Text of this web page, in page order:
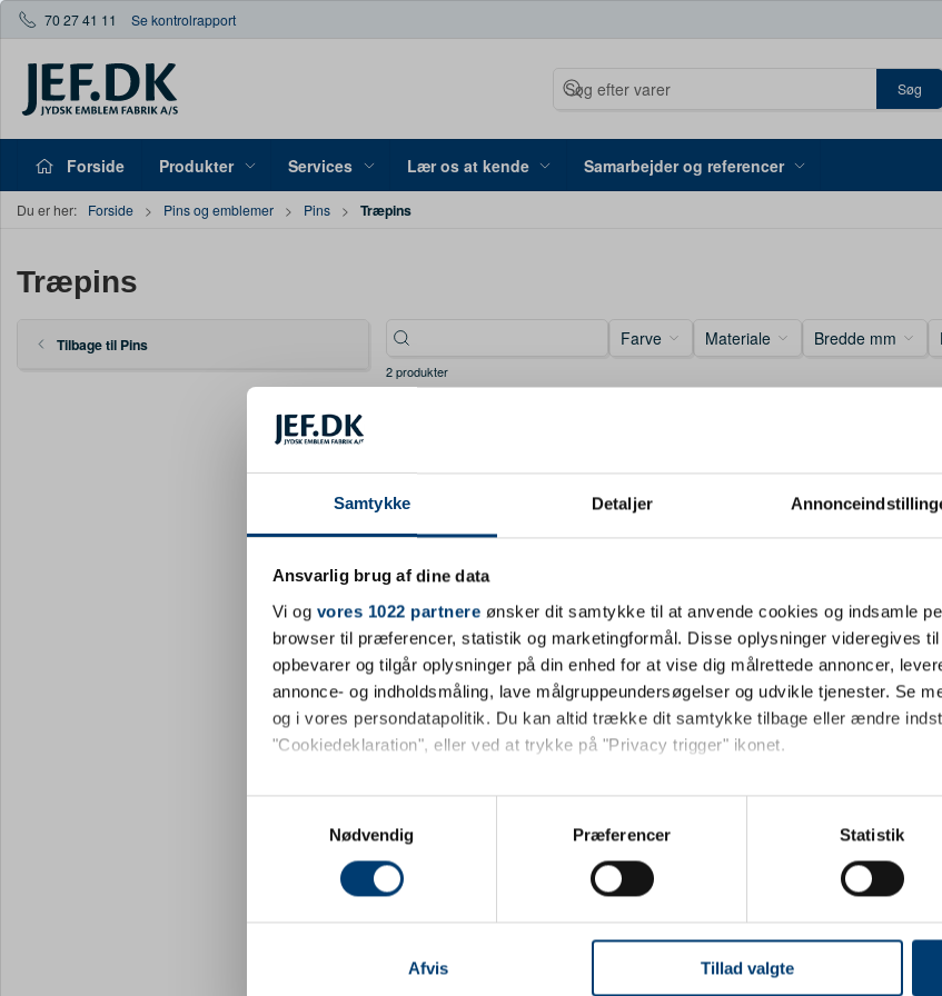
Samtykke Detaljer
Ansvarlig brug af dine data
Vi og vores 1022 partnere ønsker dit samtykke til at anvende cookies og indsamle
browser til præferencer, statistik og marketingformål. Disse oplysninger videregives
opbevarer og tilgår oplysninger på din enhed for at vise dig målrettede annoncer,
annonce- og indholdsmåling, lave målgruppeundersøgelser og udvikle tjenester. Se
og i vores persondatapolitik. Du kan altid trække dit samtykke tilbage eller ændre
"Cookiedeklaration", eller ved at trykke på "Privacy trigger" ikonet.
Hvis du tillader det, vil vi også gerne:
Indsamle præcise oplysninger om din placering, der kan være nøjagtig inden
Dine valg anvendes på hele websitet.
Vi bruger cookies til at tilpasse vores indhold og annoncer, til at vise dig funktioner til
vores trafik. Vi deler også oplysninger om din brug af vores hjemmeside med vores
Nødvendig
Præferencer Statistik
Afvis Tillad valgte
70 27 41 11 Se kontrolrapport
Søg
Forside Produkter Services Lær os at kende Samarbejder og referencer
Du er her: Forside Pins og emblemer Pins Træpins
Privat
Træpins
Tilbage til Pins Farve Materiale Bredde mm
2 produkter
JEF0700
Venskabsflag Træ, dobbelt
valgfri flag
Fra DKK 14,00 / stk. inkl.
moms
Køb
JEF175
Træemblem 20 mm Rund
Fra DKK 21,18 / stk. inkl.
moms
Træpins med